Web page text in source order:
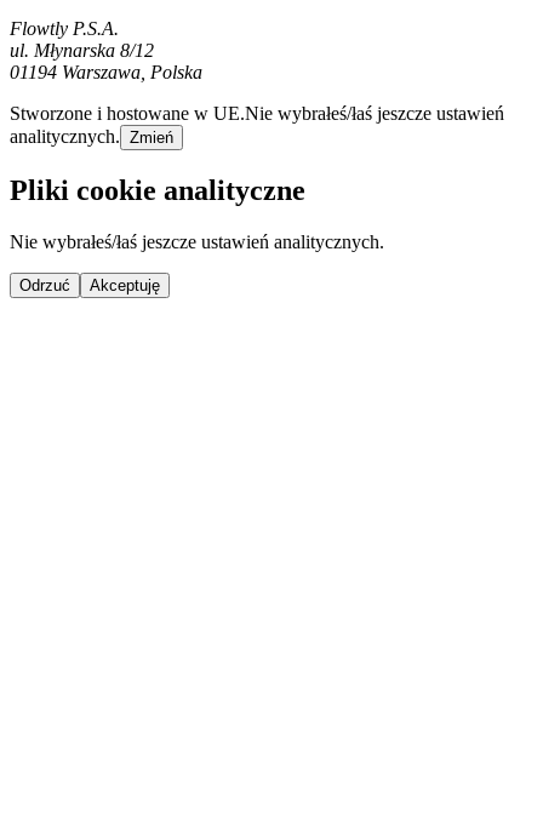
Flowtly P.S.A.
ul. Młynarska 8/12
01194 Warszawa, Polska
Stworzone i hostowane w UE.Nie wybrałeś/łaś jeszcze ustawień
analitycznych. Zmień
Pliki cookie analityczne
Nie wybrałeś/łaś jeszcze ustawień analitycznych.
Odrzuć Akceptuję